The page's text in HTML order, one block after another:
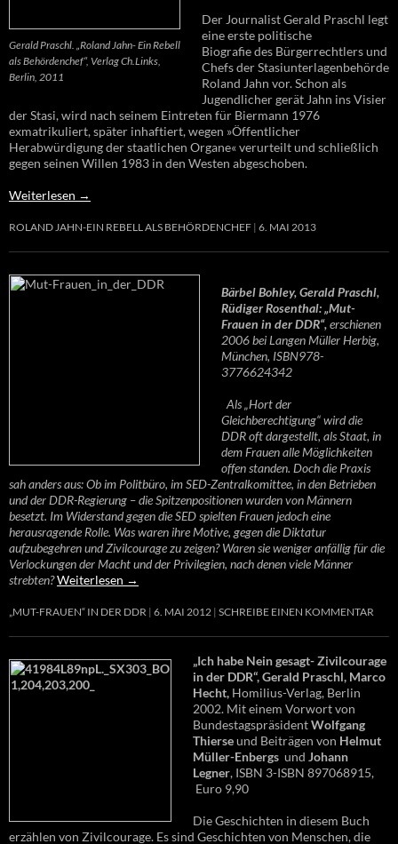
Gerald Praschl. „Roland Jahn- Ein Rebell
als Behördenchef“, Verlag Ch.Links,
Berlin, 2011
Der Journalist Gerald Praschl legt
eine erste politische
Biografie des Bürgerrechtlers und
Chefs der Stasiunterlagenbehörde
Roland Jahn vor. Schon als
Jugendlicher gerät Jahn ins Visier
der Stasi, wird nach seinem Eintreten für Biermann 1976
exmatrikuliert, später inhaftiert, wegen »Öffentlicher
Herabwürdigung der staatlichen Organe« verurteilt und schließlich
gegen seinen Willen 1983 in den Westen abgeschoben.
Weiterlesen →
ROLAND JAHN-EIN REBELL ALS BEHÖRDENCHEF 6. MAI 2013
Bärbel Bohley, Gerald Praschl,
Rüdiger Rosenthal: „Mut-
Frauen in der DDR“,erschienen
2006 bei Langen Müller Herbig,
München, ISBN978-
3776624342
Als „Hort der
Gleichberechtigung“ wird die
DDR oft dargestellt, als Staat, in
dem Frauen alle Möglichkeiten
offen standen. Doch die Praxis
sah anders aus: Ob im Politbüro, im SED-Zentralkomittee, in den Betrieben
und der DDR-Regierung – die Spitzenpositionen wurden von Männern
besetzt. Im Widerstand gegen die SED spielten Frauen jedoch eine
herausragende Rolle. Was waren ihre Motive, gegen die Diktatur
aufzubegehren und Zivilcourage zu zeigen? Waren sie weniger anfällig für die
Verlockungen der Macht und der Privilegien, nach denen viele Männer
strebten?Weiterlesen →
„MUT-FRAUEN“ IN DER DDR 6. MAI 2012 SCHREIBE EINEN KOMMENTAR
„Ich habe Nein gesagt- Zivilcourage
in der DDR“, Gerald Praschl, Marco
Hecht, Homilius-Verlag, Berlin
2002. Mit einem Vorwort von
BundestagspräsidentWolfgang
Thierseund Beiträgen von Helmut
Müller-Enbergs und Johann
Legner, ISBN 3-ISBN 897068915,
Euro 9,90
Die Geschichten in diesem Buch
erzählen von Zivilcourage. Es sind Geschichten von Menschen, die